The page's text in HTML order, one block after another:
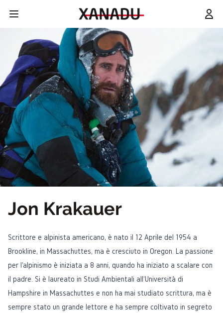
Jon Krakauer
Scrittore e alpinista americano, è nato il 12 Aprile del 1954 a
Brookline, in Massachuttes, ma è cresciuto in Oregon. La passione
per l'alpinismo è iniziata a 8 anni, quando ha iniziato a scalare con
il padre. Si è laureato in Studi Ambientali all'Università di
Hampshire in Massachuttes e non ha mai studiato scrittura, ma è
sempre stato un grande lettore e ha sempre coltivato in segreto